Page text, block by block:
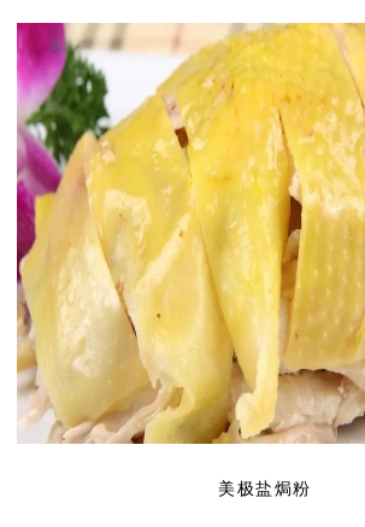
美极盐焗粉